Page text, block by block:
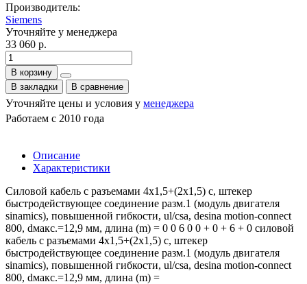
Производитель:
Siemens
Уточняйте у менеджера
33 060 р.
В корзину
В закладки
В сравнение
Уточняйте цены и условия у менеджера
Работаем с 2010 года
Описание
Характеристики
Силовой кабель с разъемами 4x1,5+(2x1,5) c, штекер
быстродействующее соединение разм.1 (модуль двигателя
sinamics), повышенной гибкости, ul/csa, desina motion-connect
800, dмакс.=12,9 мм, длина (m) = 0 0 6 0 0 + 0 + 6 + 0 силовой
кабель с разъемами 4x1,5+(2x1,5) c, штекер
быстродействующее соединение разм.1 (модуль двигателя
sinamics), повышенной гибкости, ul/csa, desina motion-connect
800, dмакс.=12,9 мм, длина (m) =